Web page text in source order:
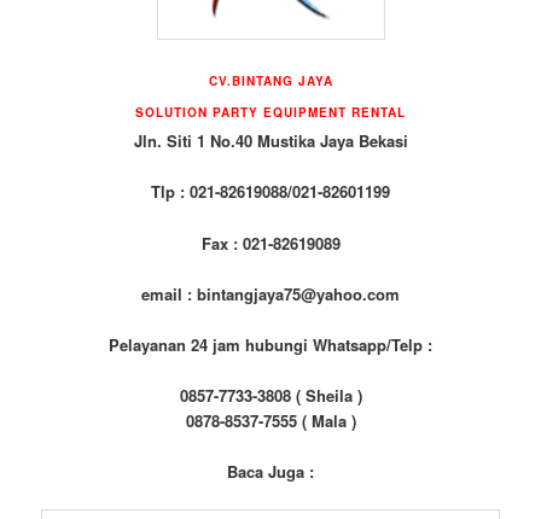
CV.BINTANG JAYA
SOLUTION PARTY EQUIPMENT RENTAL
Jln. Siti 1 No.40 Mustika Jaya Bekasi
Tlp : 021-82619088/021-82601199
Fax : 021-82619089
email : bintangjaya75@yahoo.com
Pelayanan 24 jam hubungi Whatsapp/Telp :
0857-7733-3808 ( Sheila )
0878-8537-7555 ( Mala )
Baca Juga :